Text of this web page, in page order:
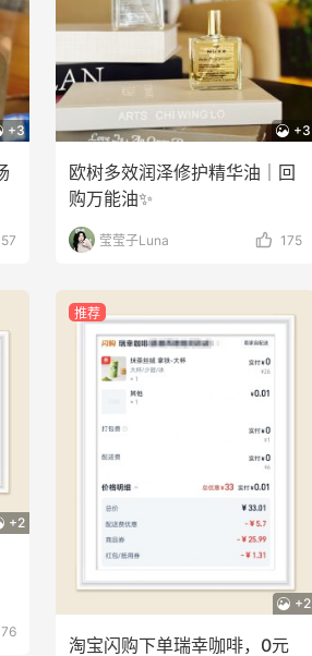
+3
+2
+3
欧树多效润泽修护精华油｜回
购万能油✨
莹莹子Luna 175
推荐
+2
淘宝闪购下单瑞幸咖啡，0元